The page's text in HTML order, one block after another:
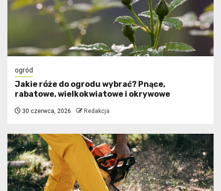
ogród
Jakie róże do ogrodu wybrać? Pnące,
rabatowe, wielkokwiatowe i okrywowe
30 czerwca, 2026 Redakcja